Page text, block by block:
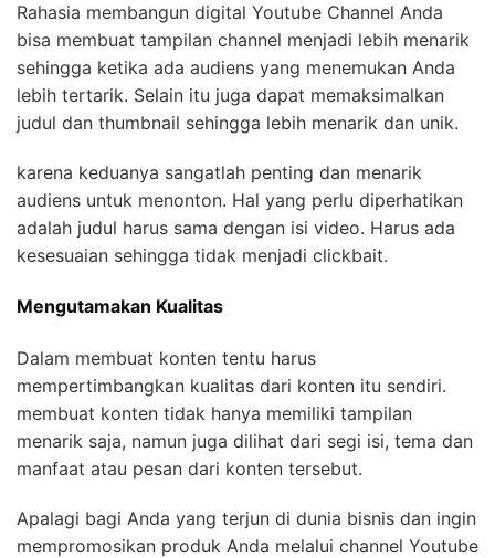
Rahasia membangun digital Youtube Channel Anda
bisa membuat tampilan channel menjadi lebih menarik
sehingga ketika ada audiens yang menemukan Anda
lebih tertarik. Selain itu juga dapat memaksimalkan
judul dan thumbnail sehingga lebih menarik dan unik.
karena keduanya sangatlah penting dan menarik
audiens untuk menonton. Hal yang perlu diperhatikan
adalah judul harus sama dengan isi video. Harus ada
kesesuaian sehingga tidak menjadi clickbait.
Mengutamakan Kualitas
Dalam membuat konten tentu harus
mempertimbangkan kualitas dari konten itu sendiri.
membuat konten tidak hanya memiliki tampilan
menarik saja, namun juga dilihat dari segi isi, tema dan
manfaat atau pesan dari konten tersebut.
Apalagi bagi Anda yang terjun di dunia bisnis dan ingin
mempromosikan produk Anda melalui channel Youtube